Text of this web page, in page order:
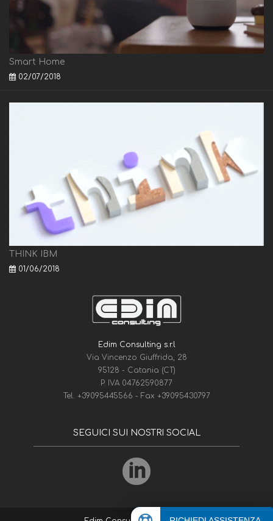
Smart Home
02/07/2018
THINK IBM
01/06/2018
Edim Consulting s.r.l
Via Vincenzo Giuffrida, 28
95128 - Catania (CT)
P. IVA 04762590877
Tel.
+39095445566 - Fax +39095430797
SEGUICI SUI NOSTRI SOCIAL